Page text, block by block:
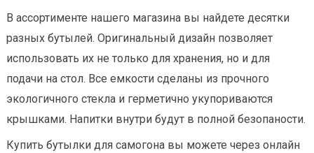
В ассортименте нашего магазина вы найдете десятки
разных бутылей. Оригинальный дизайн позволяет
использовать их не только для хранения, но и для
подачи на стол. Все емкости сделаны из прочного
экологичного стекла и герметично укупориваются
крышками. Напитки внутри будут в полной безопаности.
Купить бутылки для самогона вы можете через онлайн